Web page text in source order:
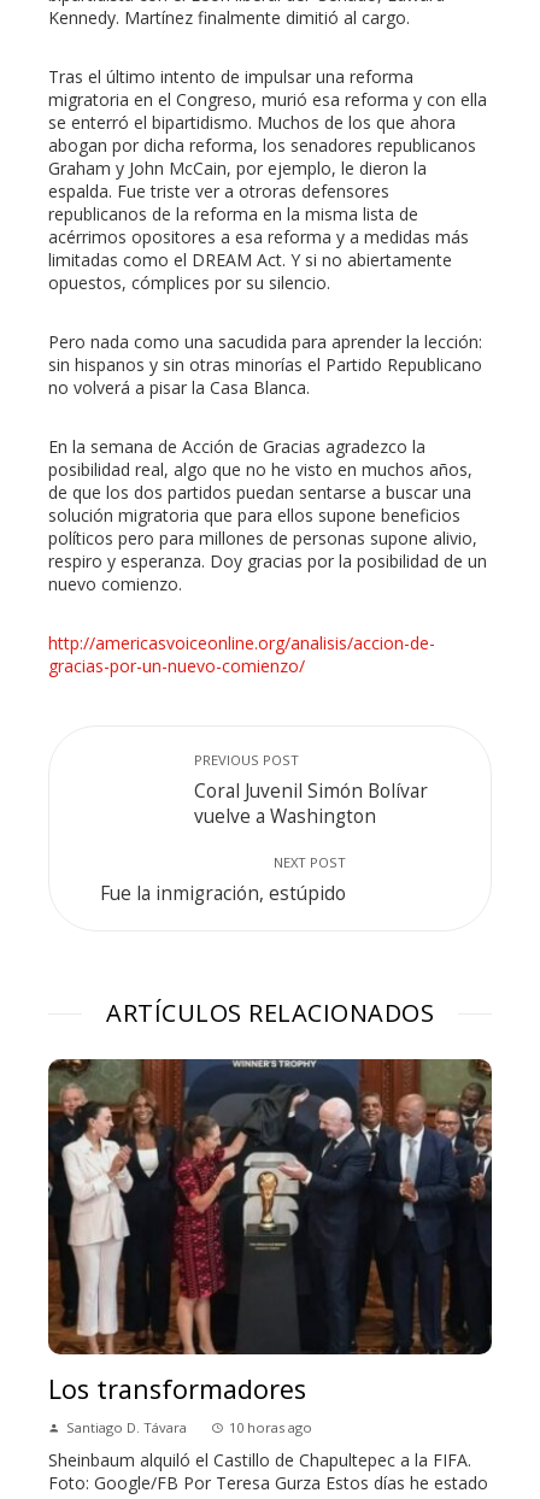
Kennedy. Martínez finalmente dimitió al cargo.
Tras el último intento de impulsar una reforma
migratoria en el Congreso, murió esa reforma y con ella
se enterró el bipartidismo. Muchos de los que ahora
abogan por dicha reforma, los senadores republicanos
Graham y John McCain, por ejemplo, le dieron la
espalda. Fue triste ver a otroras defensores
republicanos de la reforma en la misma lista de
acérrimos opositores a esa reforma y a medidas más
limitadas como el DREAM Act. Y si no abiertamente
opuestos, cómplices por su silencio.
Pero nada como una sacudida para aprender la lección:
sin hispanos y sin otras minorías el Partido Republicano
no volverá a pisar la Casa Blanca.
En la semana de Acción de Gracias agradezco la
posibilidad real, algo que no he visto en muchos años,
de que los dos partidos puedan sentarse a buscar una
solución migratoria que para ellos supone beneficios
políticos pero para millones de personas supone alivio,
respiro y esperanza. Doy gracias por la posibilidad de un
nuevo comienzo.
http://americasvoiceonline.org/analisis/accion-de-
gracias-por-un-nuevo-comienzo/
PREVIOUS POST
Coral Juvenil Simón Bolívar
vuelve a Washington
NEXT POST
Fue la inmigración, estúpido
ARTÍCULOS RELACIONADOS
Los transformadores
Santiago D. Távara 10 horas ago
Sheinbaum alquiló el Castillo de Chapultepec a la FIFA.
Foto: Google/FB Por Teresa Gurza Estos días he estado